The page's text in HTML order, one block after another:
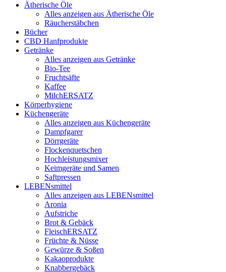
Ätherische Öle
Alles anzeigen aus Ätherische Öle
Räucherstäbchen
Bücher
CBD Hanfprodukte
Getränke
Alles anzeigen aus Getränke
Bio-Tee
Fruchtsäfte
Kaffee
MilchERSATZ
Körperhygiene
Küchengeräte
Alles anzeigen aus Küchengeräte
Dampfgarer
Dörrgeräte
Flockenquetschen
Hochleistungsmixer
Keimgeräte und Samen
Saftpressen
LEBENsmittel
Alles anzeigen aus LEBENsmittel
Aronia
Aufstriche
Brot & Gebäck
FleischERSATZ
Früchte & Nüsse
Gewürze & Soßen
Kakaoprodukte
Knabbergebäck